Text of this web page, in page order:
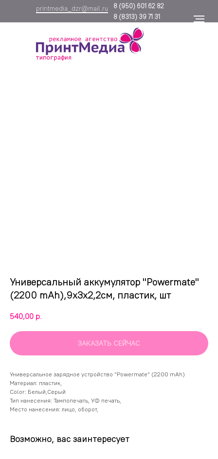
8 (950) 601 62 82
printmedia_dzr@mail.ru
8 (8313) 39 71 31
Универсальный аккумулятор "Powermate"
(2200 mAh),9х3х2,2см, пластик, шт
540,00 р.
ЗАКАЗАТЬ СЕЙЧАС
Универсальное зарядное устройство "Powermate" (2200 mAh)
Материал: пластик,
Color: Белый,Серый
Тип нанесения: Тампопечать, УФ печать,
Место нанесения: лицо, оборот,
Возможно, вас заинтересует